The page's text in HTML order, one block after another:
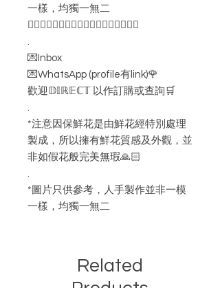
一樣，均獨一無二
👇🏻👇🏻👇🏻👇🏻👇🏻👇🏻👇🏻👇🏻👇🏻
.
💌Inbox
💌WhatsApp (profile有link)🌹
歡迎𝔻𝕀ℝ𝔼ℂ𝕋 以作訂購或查詢🛒
.
*注意因保鮮花是由鮮花經特別處理
製成，所以擁有鮮花質感及外觀，並
非如假花般完美無瑕🙏🏻
.
*圖片只供參考，人手製作並非一模
一樣，均獨一無二
Related